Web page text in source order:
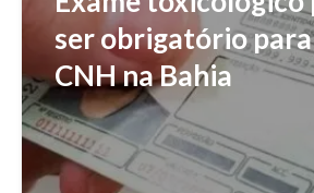
ser obrigatório
CNH na Bahia